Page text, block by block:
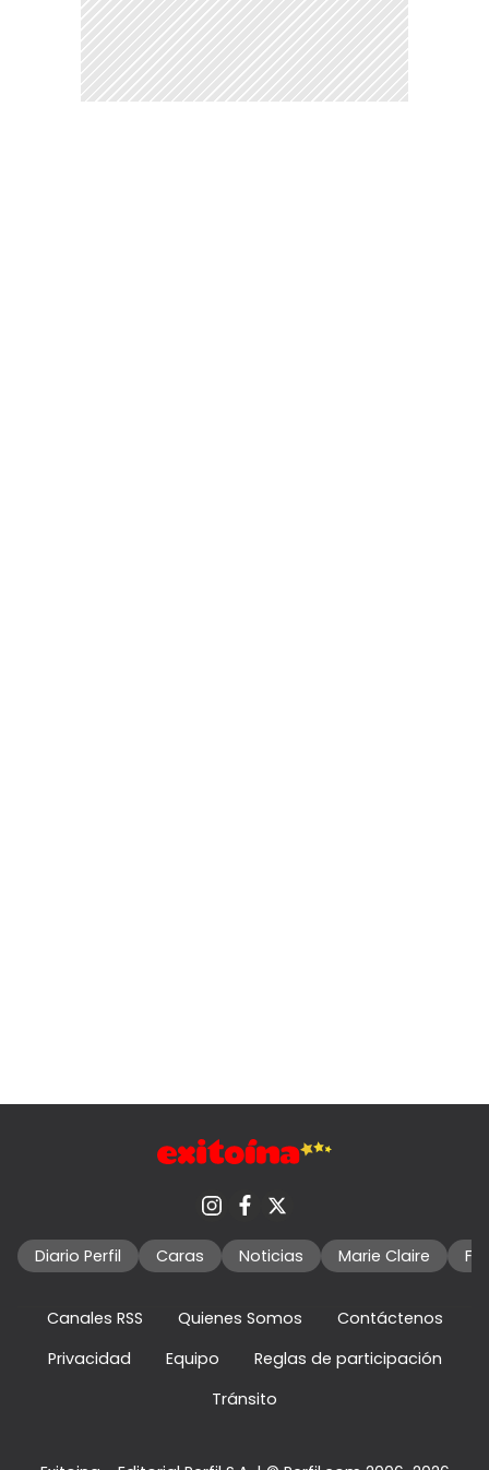
Diario Perfil Caras Noticias Marie Claire
Canales RSS Quienes Somos
Contáctenos
Privacidad
Equipo
Reglas de participación
Tránsito